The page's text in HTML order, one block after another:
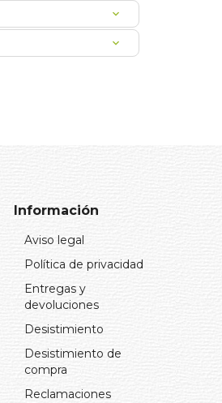
Información
Aviso legal
Política de privacidad
Entregas y
devoluciones
Desistimiento
Desistimiento de
compra
Reclamaciones